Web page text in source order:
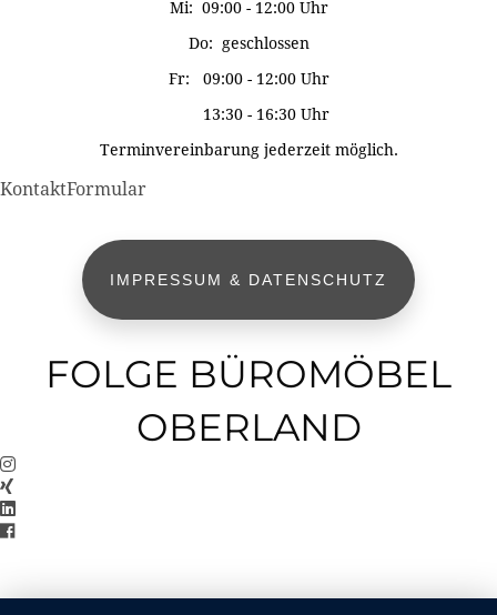
Mi: 09:00 - 12:00 Uhr
Do: geschlossen
Fr: 09:00 - 12:00 Uhr
13:30 - 16:30 Uhr
Terminvereinbarung jederzeit möglich.
KontaktFormular
IMPRESSUM & DATENSCHUTZ
FOLGE BÜROMÖBEL
OBERLAND